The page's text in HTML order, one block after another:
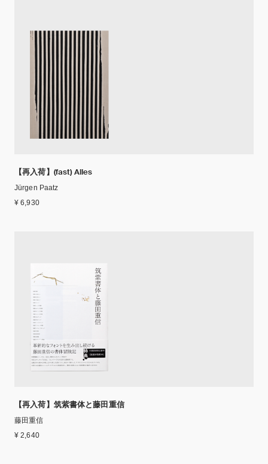
【再入荷】(fast) Alles
Jürgen Paatz
¥ 6,930
【再入荷】筑紫書体と藤田重信
藤田重信
¥ 2,640